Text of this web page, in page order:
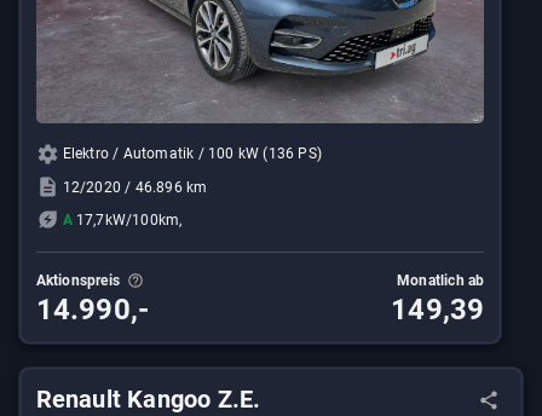
Elektro / Automatik / 100 kW (136 PS)
12/2020 / 46.896 km
A 17,7kW/100km,
Aktionspreis
14.990,-
Monatlich ab
149,39
Renault Kangoo Z.E.